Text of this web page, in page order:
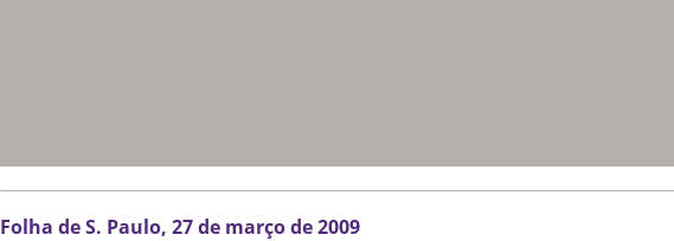
Folha de S. Paulo, 27 de março de 2009